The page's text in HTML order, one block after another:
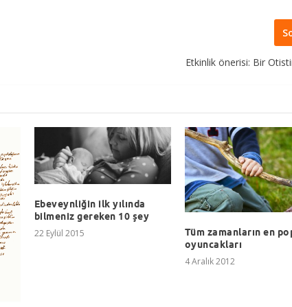
Etkinlik önerisi: Bir
Ebeveynliğin ilk yılında
bilmeniz gereken 10 şey
22 Eylül 2015
Tüm zamanların en
oyuncakları
4 Aralık 2012